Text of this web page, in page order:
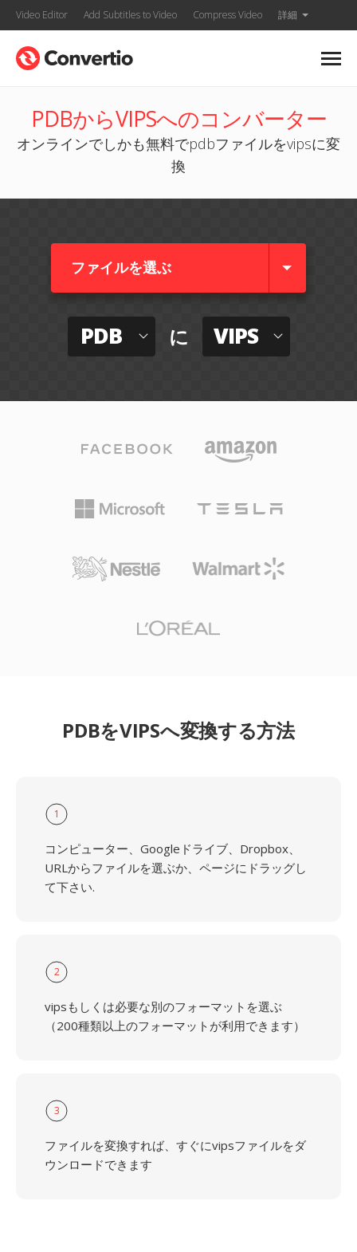
Video Editor Add Subtitles to Video Compress Video 詳細
PDBからVIPSへのコンバーター
オンラインでしかも無料でpdbファイルをvipsに変
換
ファイルを選ぶ
PDB に VIPS
PDBをVIPSへ変換する方法
1
コンピューター、Googleドライブ、Dropbox、
URLからファイルを選ぶか、ページにドラッグし
て下さい.
2
vipsもしくは必要な別のフォーマットを選ぶ
（200種類以上のフォーマットが利用できます）
3
ファイルを変換すれば、すぐにvipsファイルをダ
ウンロードできます